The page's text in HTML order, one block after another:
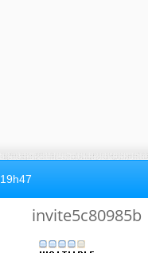
19h47
invite5c80985b